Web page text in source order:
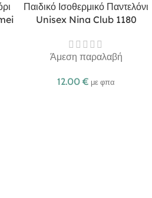
Παιδικό Ισοθερμικό Παντελόνι
Unisex Nina Club 1180
Άμεση παραλαβή
12.00 € με φπα